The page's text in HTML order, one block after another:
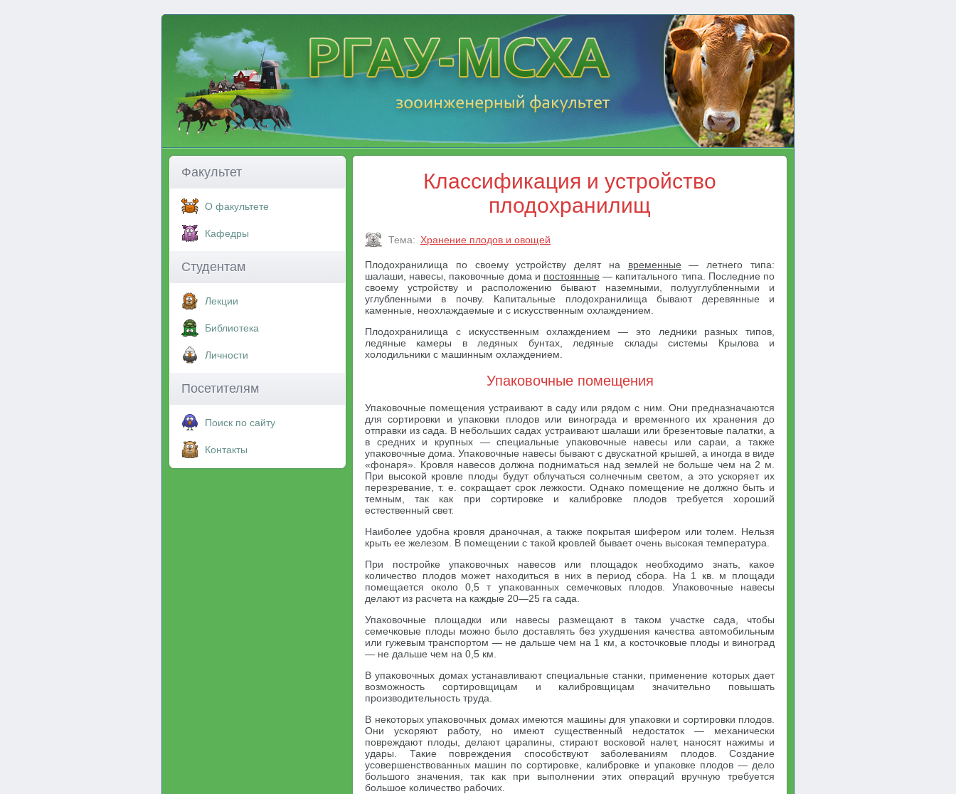
Факультет
О факультете
Кафедры
Студентам
Лекции
Библиотека
Личности
Посетителям
Поиск по сайту
Контакты
Классификация и устройство
плодохранилищ
Тема: Хранение плодов и овощей
Плодохранилища по своему устройству делят на временные — летнего типа:
шалаши, навесы, паковочные дома и постоянные — капитального типа. Последние по
своему устройству и расположению бывают наземными, полууглубленными и
углубленными в почву. Капитальные плодохранилища бывают деревянные и
каменные, неохлаждаемые и с искусственным охлаждением.
Плодохранилища с искусственным охлаждением — это ледники разных типов,
ледяные камеры в ледяных бунтах, ледяные склады системы Крылова и
холодильники с машинным охлаждением.
Упаковочные помещения
Упаковочные помещения устраивают в саду или рядом с ним. Они предназначаются
для сортировки и упаковки плодов или винограда и временного их хранения до
отправки из сада. В небольших садах устраивают шалаши или брезентовые палатки, а
в средних и крупных — специальные упаковочные навесы или сараи, а также
упаковочные дома. Упаковочные навесы бывают с двускатной крышей, а иногда в виде
«фонаря». Кровля навесов должна подниматься над землей не больше чем на 2 м.
При высокой кровле плоды будут облучаться солнечным светом, а это ускоряет их
перезревание, т. е. сокращает срок лежкости. Однако помещение не должно быть и
темным, так как при сортировке и калибровке плодов требуется хороший
естественный свет.
Наиболее удобна кровля драночная, а также покрытая шифером или толем. Нельзя
крыть ее железом. В помещении с такой кровлей бывает очень высокая температура.
При постройке упаковочных навесов или площадок необходимо знать, какое
количество плодов может находиться в них в период сбора. На 1 кв. м площади
помещается около 0,5 т упакованных семечковых плодов. Упаковочные навесы
делают из расчета на каждые 20—25 га сада.
Упаковочные площадки или навесы размещают в таком участке сада, чтобы
семечковые плоды можно было доставлять без ухудшения качества автомобильным
или гужевым транспортом — не дальше чем на 1 км, а косточковые плоды и виноград
— не дальше чем на 0,5 км.
В упаковочных домах устанавливают специальные станки, применение которых дает
возможность сортировщицам и калибровщицам значительно повышать
производительность труда.
В некоторых упаковочных домах имеются машины для упаковки и сортировки плодов.
Они ускоряют работу, но имеют существенный недостаток — механически
повреждают плоды, делают царапины, стирают восковой налет, наносят нажимы и
удары. Такие повреждения способствуют заболеваниям плодов. Создание
усовершенствованных машин по сортировке, калибровке и упаковке плодов — дело
большого значения, так как при выполнении этих операций вручную требуется
большое количество рабочих.